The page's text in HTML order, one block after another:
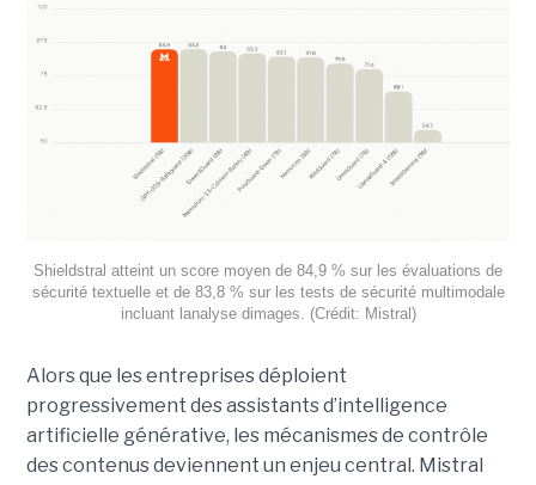
Shieldstral atteint un score moyen de 84,9 % sur les évaluations de
sécurité textuelle et de 83,8 % sur les tests de sécurité multimodale
incluant lanalyse dimages. (Crédit: Mistral)
Alors que les entreprises déploient
progressivement des assistants d’intelligence
artificielle générative, les mécanismes de contrôle
des contenus deviennent un enjeu central. Mistral